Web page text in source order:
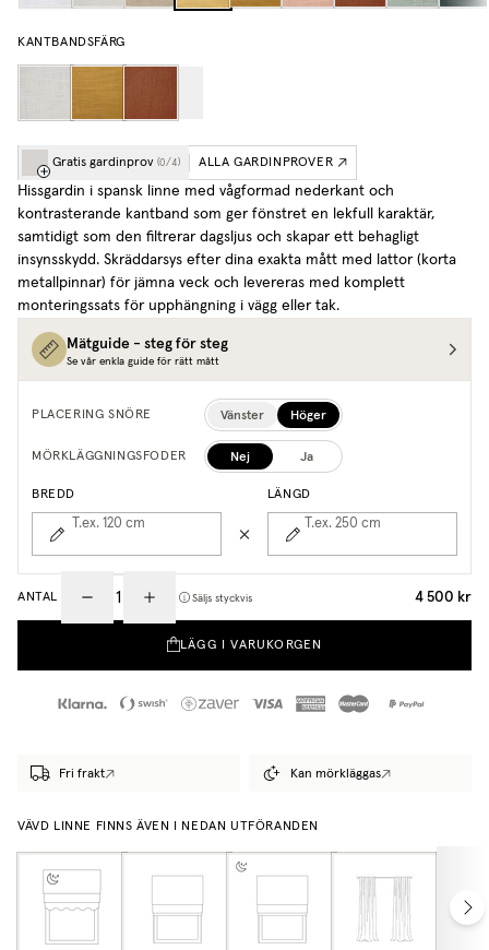
KANTBANDSFÄRG
Gratis gardinprov (0/4) ALLA GARDINPROVER
Hissgardin i spansk linne med vågformad nederkant och
kontrasterande kantband som ger fönstret en lekfull karaktär,
samtidigt som den filtrerar dagsljus och skapar ett behagligt
insynsskydd. Skräddarsys efter dina exakta mått med lattor (korta
metallpinnar) för jämna veck och levereras med komplett
monteringssats för upphängning i vägg eller tak.
Mätguide - steg för steg
Se vår enkla guide för rätt mått
PLACERING SNÖRE Vänster Höger
MÖRKLÄGGNINGSFODER Nej Ja
BREDD
T.ex. 120 cm
LÄNGD
T.ex. 250 cm
ANTAL Säljs styckvis 4 500 kr
LÄGG I VARUKORGEN
Fri frakt Kan mörkläggas
VÄVD LINNE FINNS ÄVEN I NEDAN UTFÖRANDEN